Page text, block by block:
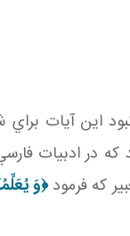
نبود اين آيات
که در ادبيات
که فرمود﴿وَ